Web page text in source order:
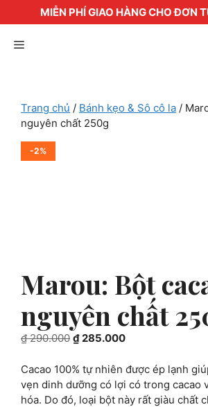
MIỄN PHÍ GIAO HÀNG CHO ĐƠN
đến Menu
Trang chủ / Bánh kẹo & Sô cô la /
nguyên chất 250g
-2%
Marou: Bột
nguyên chất
₫290.000 Giá
là:
₫ 290.000.
₫285.000Giá
tại
là:
₫ 285.000.
Cacao 100% tự nhiên được ép lạnh
vẹn dinh dưỡng có lợi có trong cacao
hóa. Do đó, loại bột này rất giàu chất